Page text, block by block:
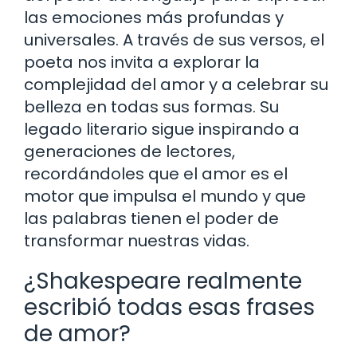
las emociones más profundas y
universales. A través de sus versos, el
poeta nos invita a explorar la
complejidad del amor y a celebrar su
belleza en todas sus formas. Su
legado literario sigue inspirando a
generaciones de lectores,
recordándoles que el amor es el
motor que impulsa el mundo y que
las palabras tienen el poder de
transformar nuestras vidas.
¿Shakespeare realmente
escribió todas esas frases
de amor?